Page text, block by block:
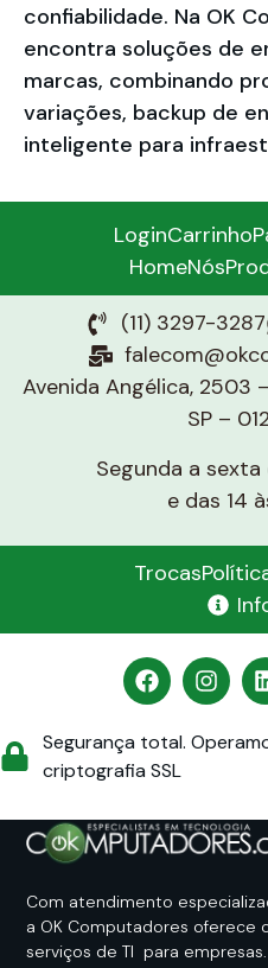
confiabilidade. Na OK
encontra soluções de
marcas, combinando
variações, backup de
inteligente para
LoginCarrinho
HomeNós
(11) 3297-3287
Avenida Angélica, 2503
SP –
Segunda a sexta
e das 14
Trocas
Segurança total.
criptografia SSL
Com atendimento
a OK Computadores oferece
serviços de TI para